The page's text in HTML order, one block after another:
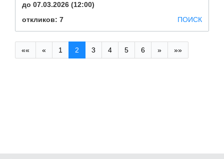
до 07.03.2026 (12:00)
откликов: 7
ПОИСК
«« « 1 2 3 4 5 6 » »»